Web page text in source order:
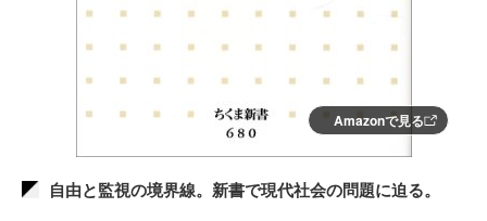
Amazonで見る
自由と監視の境界線。新書で現代社会の問題に迫る。